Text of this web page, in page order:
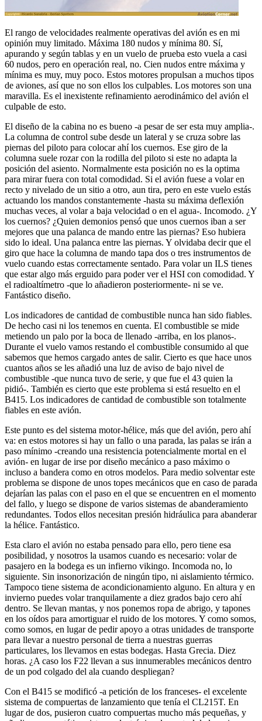
El rango de velocidades realmente operativas del avión es en mi
opinión muy limitado. Máxima 180 nudos y mínima 80. Sí,
apurando y según tablas y en un vuelo de prueba esto vuela a casi
60 nudos, pero en operación real, no. Cien nudos entre máxima y
mínima es muy, muy poco. Estos motores propulsan a muchos tipos
de aviones, así que no son ellos los culpables. Los motores son una
maravilla. Es el inexistente refinamiento aerodinámico del avión el
culpable de esto.
El diseño de la cabina no es bueno -a pesar de ser esta muy amplia-.
La columna de control sube desde un lateral y se cruza sobre las
piernas del piloto para colocar ahí los cuernos. Ese giro de la
columna suele rozar con la rodilla del piloto si este no adapta la
posición del asiento. Normalmente esta posición no es la optima
para mirar fuera con total comodidad. Si el avión fuese a volar en
recto y nivelado de un sitio a otro, aun tira, pero en este vuelo estás
actuando los mandos constantemente -hasta su máxima deflexión
muchas veces, al volar a baja velocidad o en el agua-. Incomodo. ¿Y
los cuernos? ¿Quien demonios pensó que unos cuernos iban a ser
mejores que una palanca de mando entre las piernas? Eso hubiera
sido lo ideal. Una palanca entre las piernas. Y olvidaba decir que el
giro que hace la columna de mando tapa dos o tres instrumentos de
vuelo cuando estas correctamente sentado. Para volar un ILS tienes
que estar algo más erguido para poder ver el HSI con comodidad. Y
el radioaltímetro -que lo añadieron posteriormente- ni se ve.
Fantástico diseño.
Los indicadores de cantidad de combustible nunca han sido fiables.
De hecho casi ni los tenemos en cuenta. El combustible se mide
metiendo un palo por la boca de llenado -arriba, en los planos-.
Durante el vuelo vamos restando el combustible consumido al que
sabemos que hemos cargado antes de salir. Cierto es que hace unos
cuantos años se les añadió una luz de aviso de bajo nivel de
combustible -que nunca tuvo de serie, y que fue el 43 quien la
pidió-. También es cierto que este problema si está resuelto en el
B415. Los indicadores de cantidad de combustible son totalmente
fiables en este avión.
Este punto es del sistema motor-hélice, más que del avión, pero ahí
va: en estos motores si hay un fallo o una parada, las palas se irán a
paso mínimo -creando una resistencia potencialmente mortal en el
avión- en lugar de irse por diseño mecánico a paso máximo o
incluso a bandera como en otros modelos. Para medio solventar este
problema se dispone de unos topes mecánicos que en caso de parada
dejarían las palas con el paso en el que se encuentren en el momento
del fallo, y luego se dispone de varios sistemas de abanderamiento
redundantes. Todos ellos necesitan presión hidráulica para abanderar
la hélice. Fantástico.
Esta claro el avión no estaba pensado para ello, pero tiene esa
posibilidad, y nosotros la usamos cuando es necesario: volar de
pasajero en la bodega es un infierno vikingo. Incomoda no, lo
siguiente. Sin insonorización de ningún tipo, ni aislamiento térmico.
Tampoco tiene sistema de acondicionamiento alguno. En altura y en
invierno puedes volar tranquilamente a diez grados bajo cero ahí
dentro. Se llevan mantas, y nos ponemos ropa de abrigo, y tapones
en los oídos para amortiguar el ruido de los motores. Y como somos,
como somos, en lugar de pedir apoyo a otras unidades de transporte
para llevar a nuestro personal de tierra a nuestras guerras
particulares, los llevamos en estas bodegas. Hasta Grecia. Diez
horas. ¿A caso los F22 llevan a sus innumerables mecánicos dentro
de un pod colgado del ala cuando despliegan?
Con el B415 se modificó -a petición de los franceses- el excelente
sistema de compuertas de lanzamiento que tenía el CL215T. En
lugar de dos, pusieron cuatro compuertas mucho más pequeñas, y